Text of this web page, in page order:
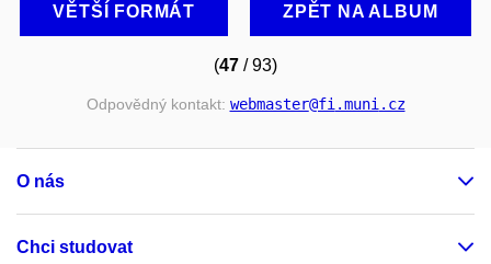
VĚTŠÍ FORMÁT ZPĚT NA ALBUM
(47 / 93)
Odpovědný kontakt: webmaster@fi.muni.cz
O nás
Chci studovat